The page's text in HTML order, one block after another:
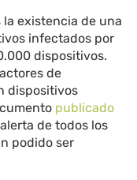
existencia de una
infectados por
dispositivos.
de
dispositivos
publicado
de todos los
podido ser